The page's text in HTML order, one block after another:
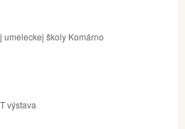
školy Komárno
výstava